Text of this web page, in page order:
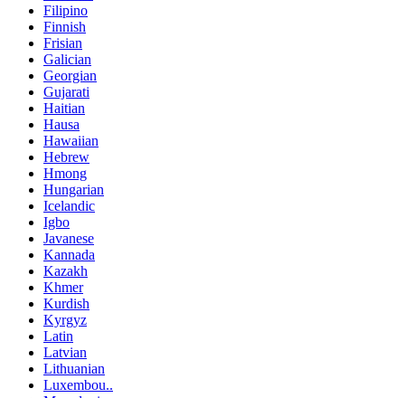
Filipino
Finnish
Frisian
Galician
Georgian
Gujarati
Haitian
Hausa
Hawaiian
Hebrew
Hmong
Hungarian
Icelandic
Igbo
Javanese
Kannada
Kazakh
Khmer
Kurdish
Kyrgyz
Latin
Latvian
Lithuanian
Luxembou..